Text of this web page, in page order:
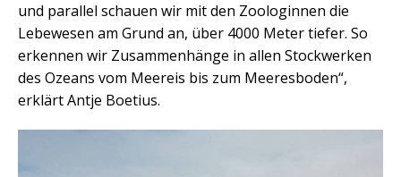
und parallel schauen wir mit den Zoologinnen die
Lebewesen am Grund an, über 4000 Meter tiefer. So
erkennen wir Zusammenhänge in allen Stockwerken
des Ozeans vom Meereis bis zum Meeresboden“,
erklärt Antje Boetius.